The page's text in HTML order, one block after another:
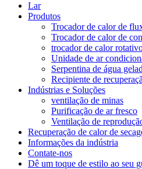
Lar
Produtos
Trocador de calor de
Trocador de calor de
trocador de calor
Unidade de ar
Serpentina de água
Recipiente de
Indústrias e Soluções
ventilação de minas
Purificação de ar fresco
Ventilação de
Recuperação de calor de
Informações da indústria
Contate-nos
Dê um toque de estilo ao seu